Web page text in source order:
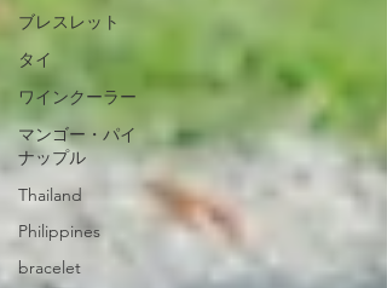
ブレスレット
タイ
ワインクーラー
マンゴー・パイ
ナップル
Thailand
Philippines
bracelet